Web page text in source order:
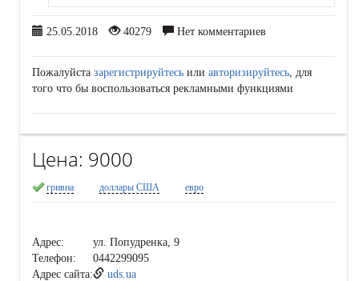
25.05.2018 40279 Нет комментариев
Пожалуйста зарегистрируйтесь или авторизируйтесь, для
того что бы воспользоваться рекламными функциями
Цена: 9000
гривна доллары США евро
Адрес:
ул. Попудренка, 9
Телефон:
0442299095
Адрес сайта:
uds.ua